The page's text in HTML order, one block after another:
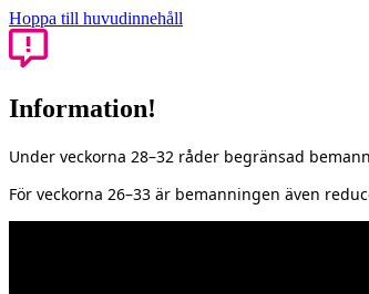
Hoppa till huvudinnehåll
Information!
Under veckorna 28–32 råder begränsad
För veckorna 26–33 är bemanningen även